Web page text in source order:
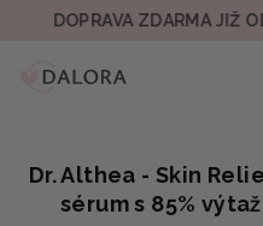
ZDARMA JIŽ OD
Dr. Althea - Skin
sérum s 85%